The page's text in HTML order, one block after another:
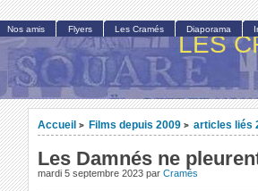
LES
Accueil > Films depuis 2009 > articles liés
Les Damnés ne
mardi 5 septembre 2023 par Cramés
Nos amis Flyers Les Cramés Diaporama